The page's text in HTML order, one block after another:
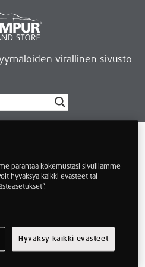
virallinen sivusto
parantaa kokemustasi sivuillamme
hyväksyä kaikki evästeet tai
Hyväksy kaikki evästeet